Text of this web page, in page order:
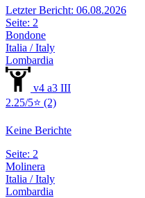
Letzter Bericht: 06.08.2026
Seite: 2
Bondone
Italia / Italy
Lombardia
v4 a3 III
2.25/5⭐ (2)
Keine Berichte
Seite: 2
Molinera
Italia / Italy
Lombardia